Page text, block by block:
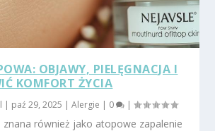
OBJAWY, PIELĘGNACJA I
KOMFORT ŻYCIA
| paź 29, 2025 |Alergie | 0 |
również jako atopowe zapalenie